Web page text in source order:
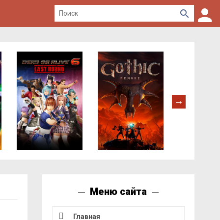
Меню сайта
Главная